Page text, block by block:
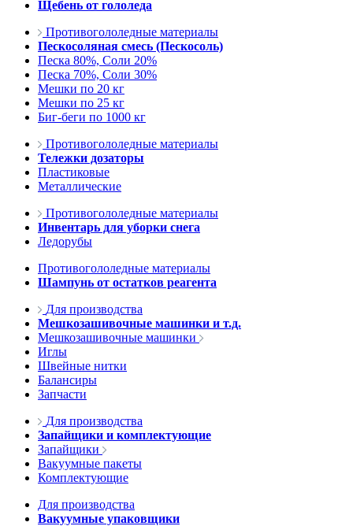
Щебень от гололеда
Противогололедные материалы
Пескосоляная смесь (Пескосоль)
Песка 80%, Соли 20%
Песка 70%, Соли 30%
Мешки по 20 кг
Мешки по 25 кг
Биг-беги по 1000 кг
Противогололедные материалы
Тележки дозаторы
Пластиковые
Металлические
Противогололедные материалы
Инвентарь для уборки снега
Ледорубы
Противогололедные материалы
Шампунь от остатков реагента
Для производства
Мешкозашивочные машинки и т.д.
Мешкозашивочные машинки
Иглы
Швейные нитки
Балансиры
Запчасти
Для производства
Запайщики и комплектующие
Запайщики
Вакуумные пакеты
Комплектующие
Для производства
Вакуумные упаковщики